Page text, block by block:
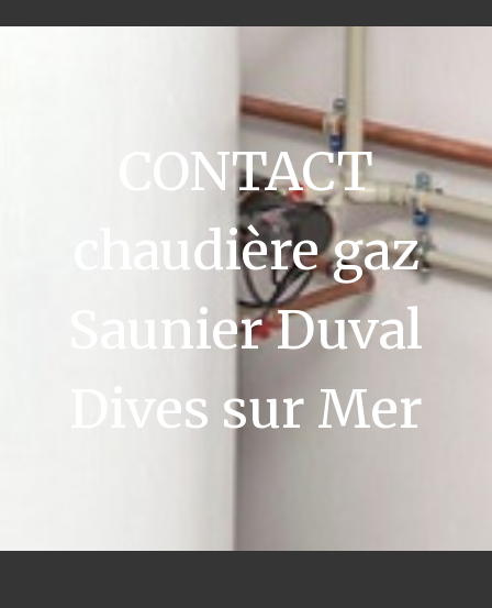
CONTACT
chaudière gaz
Saunier Duval
Dives sur Mer